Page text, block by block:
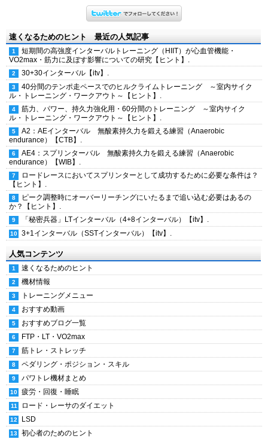
速くなるためのヒント 最近の人気記事
短期間の高強度インターバルトレーニング（HIIT）が心血管機能・
VO2max・筋力に及ぼす影響についての研究【ヒント】.
30+30インターバル【itv】.
40分間のテンポ走ペースでのヒルクライムトレーニング ～室内サイク
ル・トレーニング・ワークアウト～【ヒント】.
筋力、パワー、持久力強化用・60分間のトレーニング ～室内サイク
ル・トレーニング・ワークアウト～【ヒント】.
A2：AEインターバル 無酸素持久力を鍛える練習（Anaerobic
endurance）【CTB】.
AE4：スプリンターバル 無酸素持久力を鍛える練習（Anaerobic
endurance）【WIB】.
ロードレースにおいてスプリンターとして成功するために必要な条件は？
【ヒント】.
ピーク調整時にオーバーリーチングにいたるまで追い込む必要はあるの
か？【ヒント】.
「秘密兵器」LTインターバル（4+8インターバル）【itv】.
3+1インターバル（SSTインターバル）【itv】.
人気コンテンツ
速くなるためのヒント
機材情報
トレーニングメニュー
おすすめ動画
おすすめブログ一覧
FTP・LT・VO2max
筋トレ・ストレッチ
ペダリング・ポジション・スキル
パワトレ機材まとめ
疲労・回復・睡眠
ロード・レーサのダイエット
LSD
初心者のためのヒント